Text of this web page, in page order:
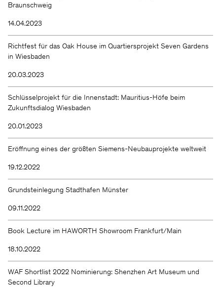
Braunschweig
14.04.2023
Richtfest für das Oak House im Quartiersprojekt Seven Gardens
in Wiesbaden
20.03.2023
Schlüsselprojekt für die Innenstadt: Mauritius-Höfe beim
Zukunftsdialog Wiesbaden
20.01.2023
Eröffnung eines der größten Siemens-Neubauprojekte weltweit
19.12.2022
Grundsteinlegung Stadthafen Münster
09.11.2022
Book Lecture im HAWORTH Showroom Frankfurt/Main
18.10.2022
WAF Shortlist 2022 Nominierung: Shenzhen Art Museum und
Second Library